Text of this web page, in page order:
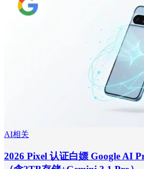
AI相关
2026 Pixel 认证白嫖 Google AI